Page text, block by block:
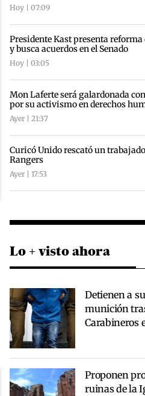
Hoy | 07:09
Presidente Kast presenta
y busca acuerdos en el Senado
Hoy | 03:05
Mon Laferte será galardonada
por su activismo en derechos
Ayer | 21:37
Curicó Unido rescató un
Rangers
Ayer | 17:53
Lo + visto ahora
Detienen a
munición
Carabineros
Proponen
ruinas de la